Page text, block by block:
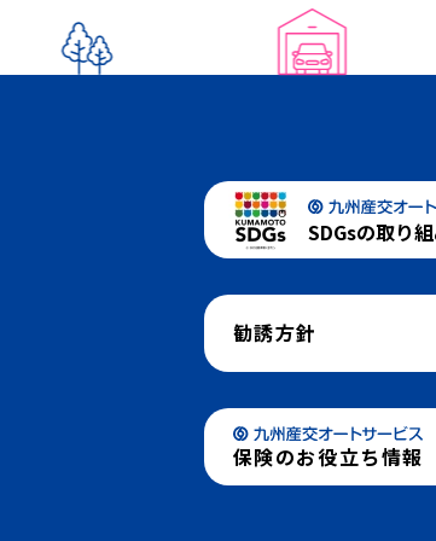
SDGsの取り
勧誘方針
保険のお役立ち情報